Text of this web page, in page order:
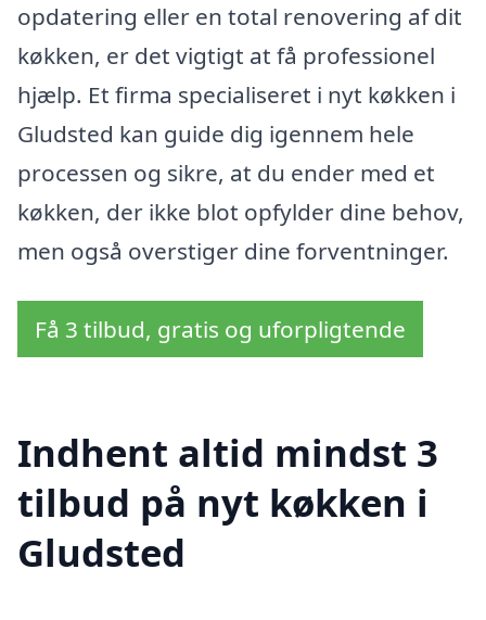
opdatering eller en total renovering af dit
køkken, er det vigtigt at få professionel
hjælp. Et firma specialiseret i nyt køkken i
Gludsted kan guide dig igennem hele
processen og sikre, at du ender med et
køkken, der ikke blot opfylder dine behov,
men også overstiger dine forventninger.
Få 3 tilbud, gratis og uforpligtende
Indhent altid mindst 3
tilbud på nyt køkken i
Gludsted